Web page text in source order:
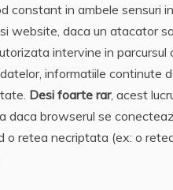
constant in ambele sensuri
website, daca un atacator
intervine in parcursul
informatiile continute
Desi foarte rar, acest
daca browserul se
o retea necriptata (ex: o